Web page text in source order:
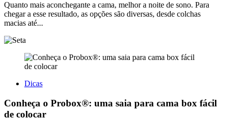
Quanto mais aconchegante a cama, melhor a noite de sono. Para
chegar a esse resultado, as opções são diversas, desde colchas
macias até...
Dicas
Conheça o Probox®: uma saia para cama box fácil
de colocar